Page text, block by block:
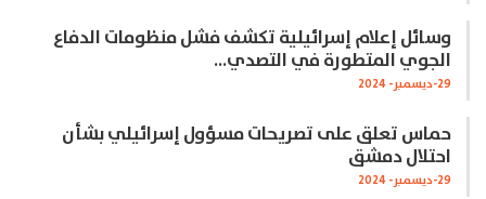
وسائل إعلام إسرائيلية تكشف فشل منظومات الدفاع
الجوي المتطورة في التصدي…
29-ديسمبر- 2024
حماس تعلق على تصريحات مسؤول إسرائيلي بشأن
احتلال دمشق
29-ديسمبر- 2024